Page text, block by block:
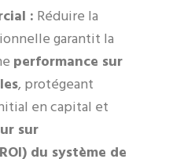
: Réduire la
garantit la
performance sur
, protégeant
en capital et
sur
du système de